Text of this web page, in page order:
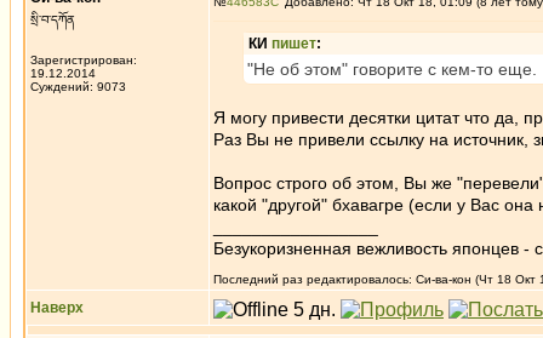
སྲི་བ་དཀོན
Зарегистрирован:
19.12.2014
Суждений: 9073
КИ пишет:
"Не об этом" говорите с кем-то еще.
Я могу привести десятки цитат что да,
Раз Вы не привели ссылку на источник,
Вопрос строго об этом, Вы же
какой "другой" бхавагре (если у Вас
Безукоризненная вежливость японцев -
Последний раз редактировалось: Си-ва-кон (Чт 18 Окт
Наверх